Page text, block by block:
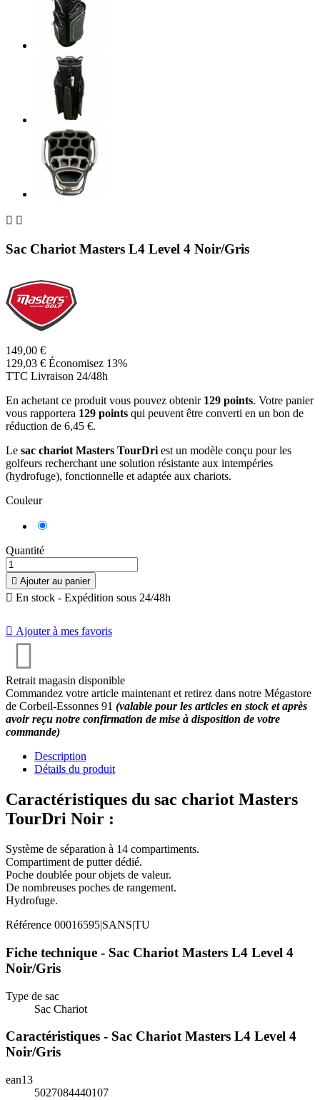
 
Sac Chariot Masters L4 Level 4 Noir/Gris
149,00 €
129,03 € Économisez 13%
TTC Livraison 24/48h
En achetant ce produit vous pouvez obtenir 129 points. Votre panier
vous rapportera 129 points qui peuvent être converti en un bon de
réduction de 6,45 €.
Le sac chariot Masters TourDriest un modèle conçu pour les
golfeurs recherchant une solution résistante aux intempéries
(hydrofuge), fonctionnelle et adaptée aux chariots.
Couleur
Quantité
 Ajouter au panier
 En stock - Expédition sous 24/48h
 Ajouter à mes favoris
Retrait magasin disponible
Commandez votre article maintenant et retirez dans notre Mégastore
de Corbeil-Essonnes 91 (valable pour les articles en stock et après
avoir reçu notre confirmation de mise à disposition de votre
commande)
Description
Détails du produit
Caractéristiques du sac chariot Masters
TourDri Noir :
Système de séparation à 14 compartiments.
Compartiment de putter dédié.
Poche doublée pour objets de valeur.
De nombreuses poches de rangement.
Hydrofuge.
Référence 00016595|SANS|TU
Fiche technique - Sac Chariot Masters L4 Level 4
Noir/Gris
Type de sac
Sac Chariot
Caractéristiques - Sac Chariot Masters L4 Level 4
Noir/Gris
ean13
5027084440107